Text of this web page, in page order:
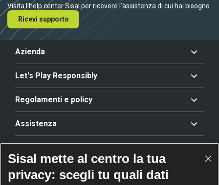
Visita l’help center Sisal per ricevere l’assistenza di cui hai bisogno.
Ricevi supporto
Azienda
Let's Play Responsibly
Regolamenti e policy
Assistenza
Riconoscimenti
Sisal mette al centro la tua
privacy: scegli tu quali dati